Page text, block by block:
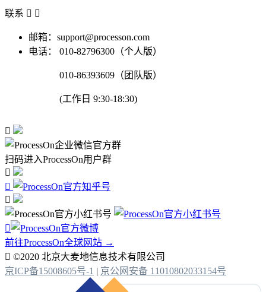
联系  
邮箱：support@processon.com
电话：
010-82796300（个人版）
010-86393609（团队版）
(工作日 9:30-18:30)

扫码进入ProcessOn用户群




前往ProcessOn全球网站 →
 ©2020 北京大麦地信息技术有限公司
京ICP备15008605号-1 | 京公网安备 11010802033154号